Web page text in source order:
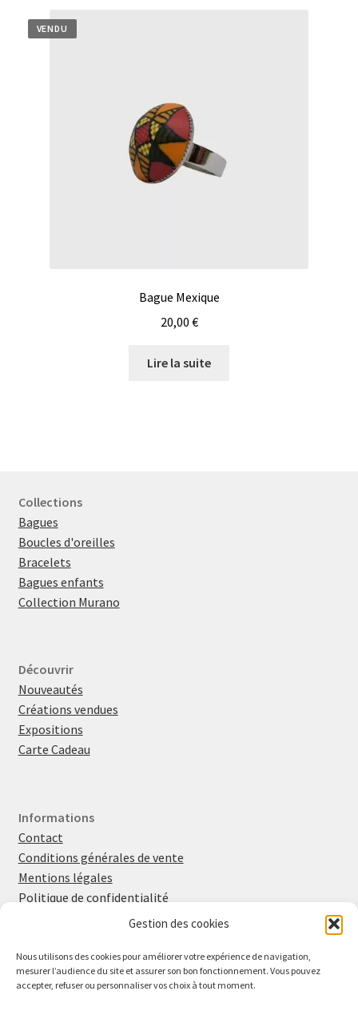
Gestion des cookies
Nous utilisons des cookies pour améliorer votre expérience de navigation,
mesurer l’audience du site et assurer son bon fonctionnement. Vous pouvez
accepter, refuser ou personnaliser vos choix à tout moment.
VENDU
Bague Mexique
20,00 €
Lire la suite
Collections
Bagues
Boucles d'oreilles
Bracelets
Bagues enfants
Collection Murano
Découvrir
Nouveautés
Créations vendues
Expositions
Carte Cadeau
Informations
Contact
Conditions générales de vente
Mentions légales
Politique de confidentialité
Politique en matière de cookies
Retrouvez-moi surInstagrametFacebook